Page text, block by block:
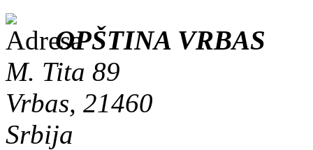
OPŠTINA VRBAS
M. Tita 89
Vrbas, 21460
Srbija